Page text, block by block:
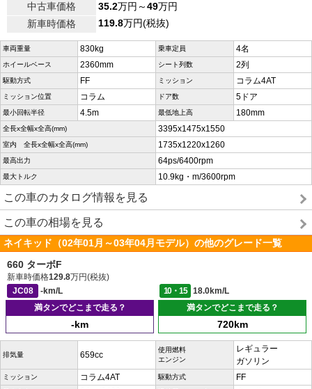
中古車価格
35.2万円～49万円
新車時価格
119.8万円(税抜)
車両重量 830kg 乗車定員 4名
ホイールベース 2360mm シート列数 2列
駆動方式 FF ミッション コラム4AT
ミッション位置 コラム ドア数 5ドア
最小回転半径 4.5m 最低地上高 180mm
全長x全幅x全高(mm) 3395x1475x1550
室内 全長x全幅x全高(mm) 1735x1220x1260
最高出力 64ps/6400rpm
最大トルク 10.9kg・m/3600rpm
この車のカタログ情報を見る
この車の相場を見る
ネイキッド（02年01月～03年04月モデル）の他のグレード一覧
660 ターボF
新車時価格129.8万円(税抜)
JC08
-km/L 10・15
18.0km/L
満タンでどこまで走る？
-km
満タンでどこまで走る？
720km
排気量 659cc
使用燃料
エンジン
レギュラー
ガソリン
ミッション コラム4AT 駆動方式 FF